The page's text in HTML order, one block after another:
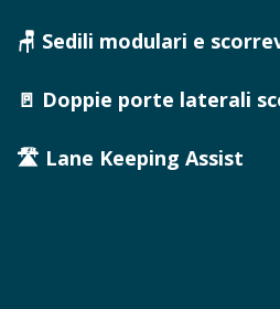
🪑 Sedili modulari e
🚪 Doppie porte laterali
🛣️ Lane Keeping Assist